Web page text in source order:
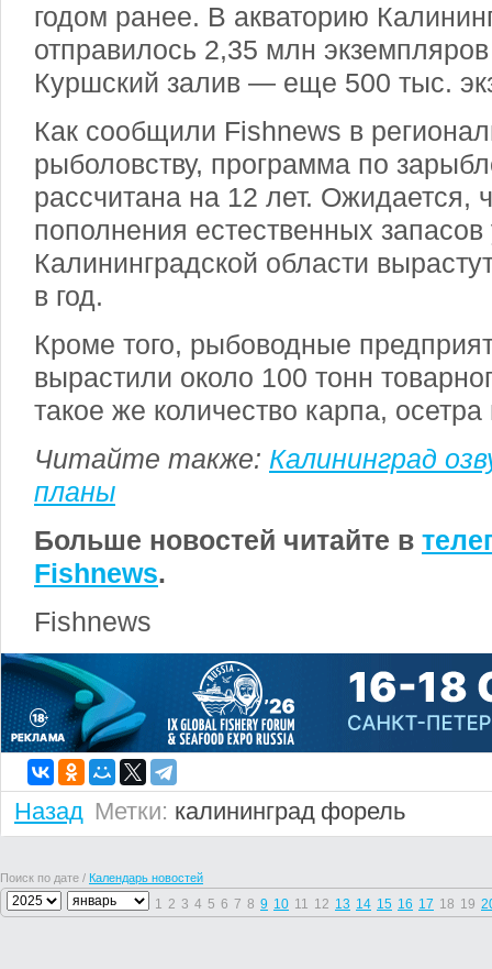
годом ранее. В акваторию
отправилось 2,35 млн
Куршский залив — еще 500 тыс.
Как сообщили Fishnews в
рыболовству, программа по
рассчитана на 12 лет. Ожидается,
пополнения естественных
Калининградской области
в год.
Кроме того, рыбоводные
вырастили около 100 тонн
такое же количество карпа,
Читайте также: Калининград
планы
Больше новостей читайте в
Fishnews.
Fishnews
Назад Метки: калининград форель
Поиск по дате / Календарь новостей
1 2 3 4 5 6 7 8 9 10 11 12 13 14 15 16 17 18 19